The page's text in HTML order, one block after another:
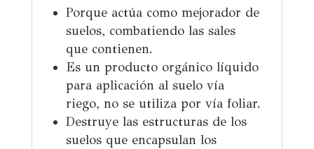
Porque actúa como mejorador de
suelos, combatiendo las sales
que contienen.
Es un producto orgánico líquido
para aplicación al suelo vía
riego, no se utiliza por vía foliar.
Destruye las estructuras de los
suelos que encapsulan los